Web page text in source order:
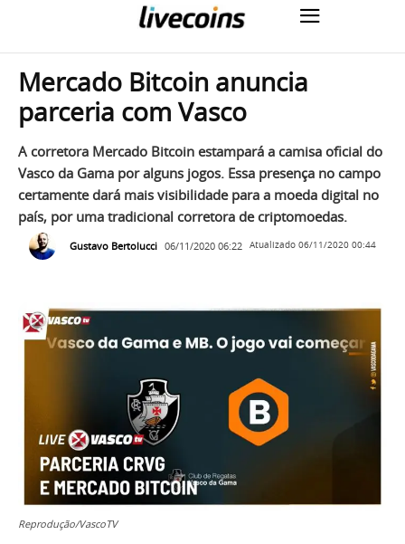
Mercado Bitcoin anuncia
parceria com Vasco
A corretora Mercado Bitcoin estampará a camisa oficial do
Vasco da Gama por alguns jogos. Essa presença no campo
certamente dará mais visibilidade para a moeda digital no
país, por uma tradicional corretora de criptomoedas.
Gustavo Bertolucci 06/11/2020 06:22 Atualizado 06/11/2020 00:44
Reprodução/VascoTV